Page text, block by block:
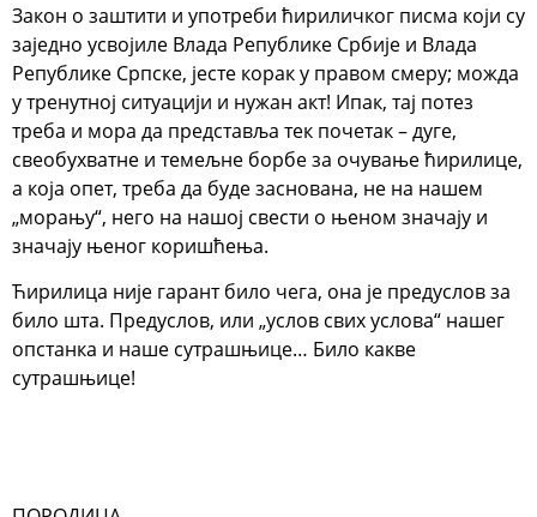
Закон о заштити и употреби ћириличког писма који су
заједно усвојиле Влада Републике Србије и Влада
Републике Српске, јесте корак у правом смеру; можда
у тренутној ситуацији и нужан акт! Ипак, тај потез
треба и мора да представља тек почетак – дуге,
свеобухватне и темељне борбе за очување ћирилице,
а која опет, треба да буде заснована, не на нашем
„морању“, него на нашој свести о њеном значају и
значају њеног коришћења.
Ћирилица није гарант било чега, она је предуслов за
било шта. Предуслов, или „услов свих услова“ нашег
опстанка и наше сутрашњице… Било какве
сутрашњице!